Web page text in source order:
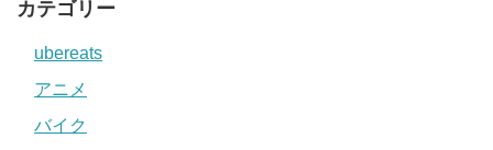
カテゴリー
ubereats
アニメ
バイク